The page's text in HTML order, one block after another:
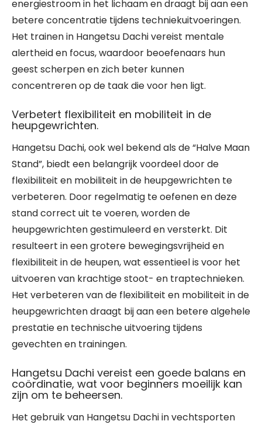
energiestroom in het lichaam en draagt bij aan een
betere concentratie tijdens techniekuitvoeringen.
Het trainen in Hangetsu Dachi vereist mentale
alertheid en focus, waardoor beoefenaars hun
geest scherpen en zich beter kunnen
concentreren op de taak die voor hen ligt.
Verbetert flexibiliteit en mobiliteit in de
heupgewrichten.
Hangetsu Dachi, ook wel bekend als de “Halve Maan
Stand”, biedt een belangrijk voordeel door de
flexibiliteit en mobiliteit in de heupgewrichten te
verbeteren. Door regelmatig te oefenen en deze
stand correct uit te voeren, worden de
heupgewrichten gestimuleerd en versterkt. Dit
resulteert in een grotere bewegingsvrijheid en
flexibiliteit in de heupen, wat essentieel is voor het
uitvoeren van krachtige stoot- en traptechnieken.
Het verbeteren van de flexibiliteit en mobiliteit in de
heupgewrichten draagt bij aan een betere algehele
prestatie en technische uitvoering tijdens
gevechten en trainingen.
Hangetsu Dachi vereist een goede balans en
coördinatie, wat voor beginners moeilijk kan
zijn om te beheersen.
Het gebruik van Hangetsu Dachi in vechtsporten